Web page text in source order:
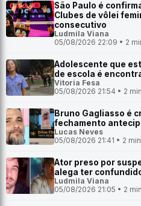
São Paulo é
Clubes de vôlei
consecutivo
Ludmila Viana
05/08/2026 22:09 • 2
Adolescente que
de escola é
Vitoria Fesa
05/08/2026 21:54 • 2 min
Bruno Gagliasso é
fechamento
Lucas Neves
05/08/2026 21:41 • 2 min
Ator preso por
alega ter
Ludmila Viana
05/08/2026 21:05 • 2 min